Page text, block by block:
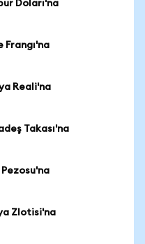
Doları'na
Frangı'na
Reali'na
Takası'na
Zlotisi'na